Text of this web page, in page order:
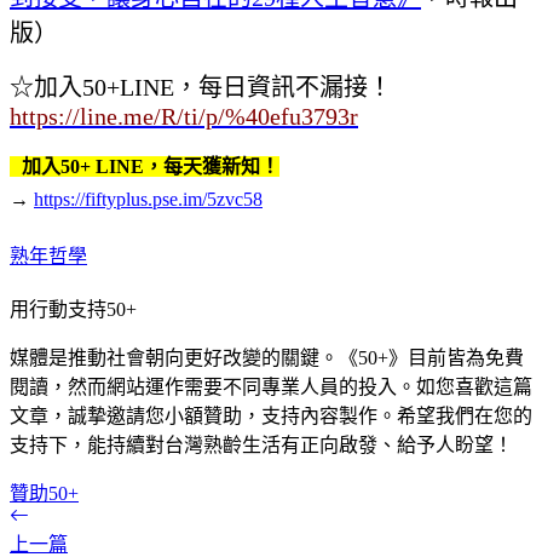
版）
☆加入50+LINE，每日資訊不漏接！
https://line.me/R/ti/p/%40efu3793r
加入50+ LINE，每天獲新知！
→ https://fiftyplus.pse.im/5zvc58
熟年哲學
用行動支持50+
媒體是推動社會朝向更好改變的關鍵。《50+》目前皆為免費
閱讀，然而網站運作需要不同專業人員的投入。如您喜歡這篇
文章，誠摯邀請您小額贊助，支持內容製作。希望我們在您的
支持下，能持續對台灣熟齡生活有正向啟發、給予人盼望！
贊助50+
上一篇